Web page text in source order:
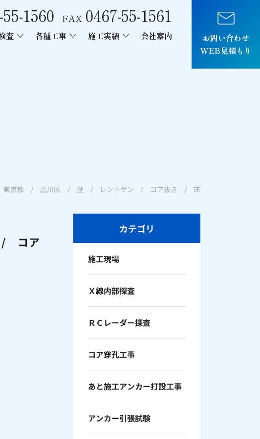
1560 FAX 0467-55-1561
査 各種工事 施工実績 会社案内
お問い合わせ
WEB見積もり
・ 東京都 / 品川区 / 壁 / レントゲン / コア抜き / 床
カテゴリ
施工現場
Ｘ線内部探査
ＲＣレーダー探査
コア穿孔工事
あと施工アンカー打設工事
アンカー引張試験
コア